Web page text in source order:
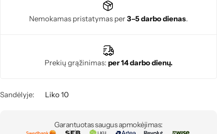
Nemokamas pristatymas per3–5 darbo dienas.
Prekių grąžinimas: per 14 darbo dienų.
Sandėlyje: Liko 10
Garantuotas saugus apmokėjimas: